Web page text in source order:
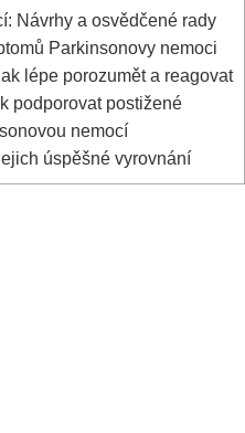
Návrhy a osvědčené rady
Parkinsonovy nemoci
lépe porozumět a reagovat
podporovat postižené
nemocí
úspěšné vyrovnání